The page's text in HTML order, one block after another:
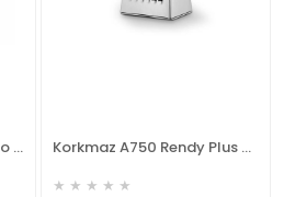
Leggno Ptc11rnd50 Pratıco Universal Rende
Korkmaz A750 Rendy Plus Çelik Rende 9 Inch Kırmızı
★ ★ ★ ★ ★